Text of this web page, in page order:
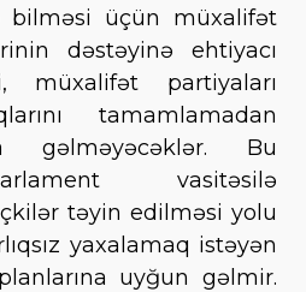
bilməsi üçün müxalifət
dəstəyinə ehtiyacı
partiyaları
tamamlamadan
gəlməyəcəklər. Bu
vasitəsilə
təyin edilməsi yolu
yaxalamaq istəyən
uyğun gəlmir.